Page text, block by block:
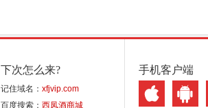
下次怎么来?
记住域名： xfjvip.com
百度搜索： 西凤酒商城
手机客户端